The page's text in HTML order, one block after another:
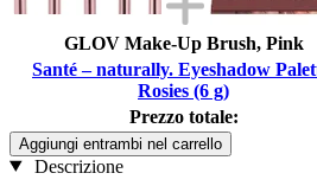
GLOV Make-Up Brush, Pink
Santé – naturally. Eyeshadow
Rosies (6 g)
Prezzo totale:
Aggiungi entrambi nel carrello
Descrizione